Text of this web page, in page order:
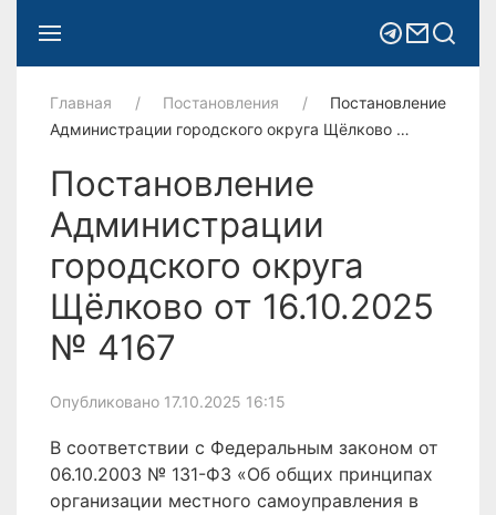
Главная Постановления
Постановление
Администрации городского округа Щёлково …
Постановление
Администрации
городского округа
Щёлково от 16.10.2025
№ 4167
Опубликовано 17.10.2025 16:15
В соответствии с Федеральным законом от
06.10.2003 № 131-ФЗ «Об общих принципах
организации местного самоуправления в